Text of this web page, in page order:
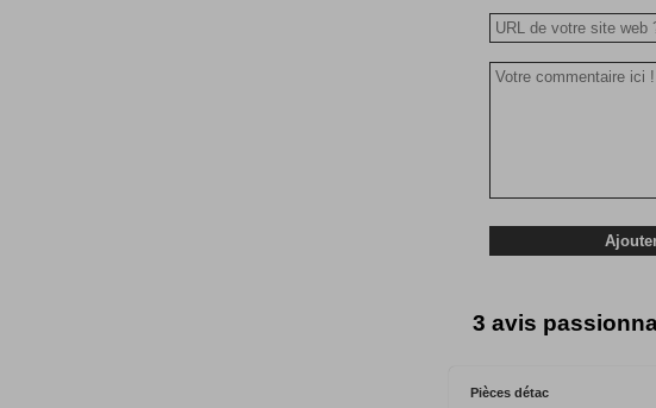
3 avis
Pièces détac